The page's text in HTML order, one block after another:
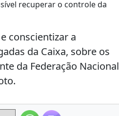
recuperar o controle da
conscientizar a
da Caixa, sobre os
da Federação Nacional